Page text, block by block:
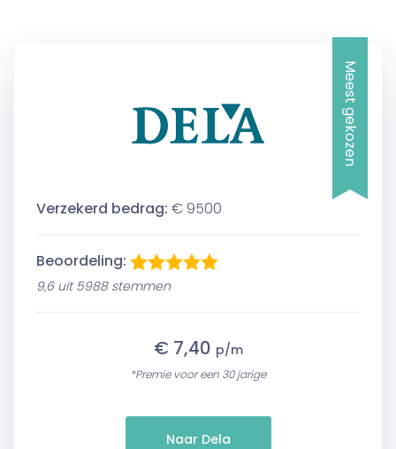
Meest gekozen
Verzekerd bedrag: € 9500
Beoordeling:
9,6 uit 5988 stemmen
€ 7,40 p/m
*Premie voor een 30 jarige
Naar Dela